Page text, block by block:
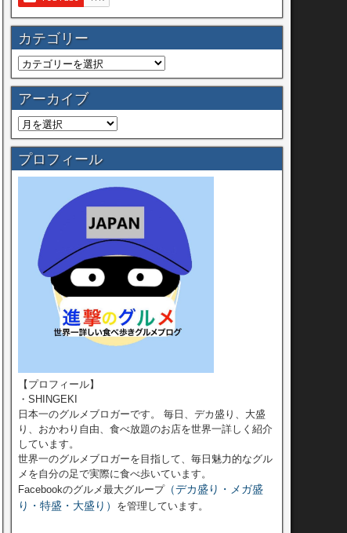
カテゴリー
アーカイブ
プロフィール
【プロフィール】
・SHINGEKI
日本一のグルメブロガーです。 毎日、デカ盛り、大盛
り、おかわり自由、食べ放題のお店を世界一詳しく紹介
しています。
世界一のグルメブロガーを目指して、毎日魅力的なグル
メを自分の足で実際に食べ歩いています。
Facebookのグルメ最大グループ（デカ盛り・メガ盛
り・特盛・大盛り） を管理しています。